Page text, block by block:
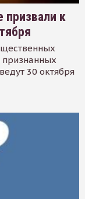
призвали к
признанных
30 октября